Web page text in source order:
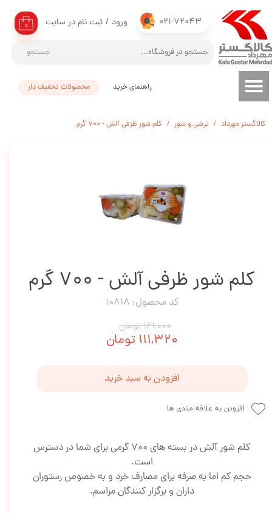
021-72043
جستجو
۰ ورود / ثبت نام در سایت
حساب کاربری من
تغییر گذر واژه
سفارشات
محصولات تحفیف دار راهنمای خرید
کالاگستر مهرداد ترشی و شور کلم شور ظرفی آلش - 700 گرم
کلم شور ظرفی آلش - 700 گرم
کد محصول: 10818
۱۲۱,۰۰۰ تومان
۱۱۱,۳۲۰ تومان
افزودن به سبد خرید
افزودن به علاقه مندی ها
کلم شور آلش در بسته های 700 گرمی برای شما در دسترس
است.
حجم کم اما به صرفه برای مصارف خرد و به خصوص رستوران
داران و برگزار کنندگان مراسم.